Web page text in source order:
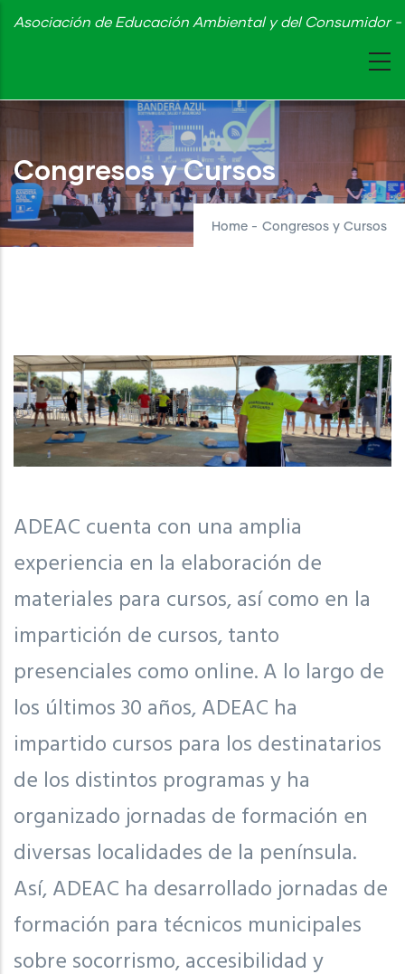
Skip
content
Asociación de Educación Ambiental y del Consumidor
Congresos y Cursos
Home - Congresos y Cursos
ADEAC cuenta con una amplia
experiencia en la elaboración de
materiales para cursos, así como en la
impartición de cursos, tanto
presenciales como online. A lo largo de
los últimos 30 años, ADEAC ha
impartido cursos para los destinatarios
de los distintos programas y ha
organizado jornadas de formación en
diversas localidades de la península.
Así, ADEAC ha desarrollado jornadas de
formación para técnicos municipales
sobre socorrismo, accesibilidad y